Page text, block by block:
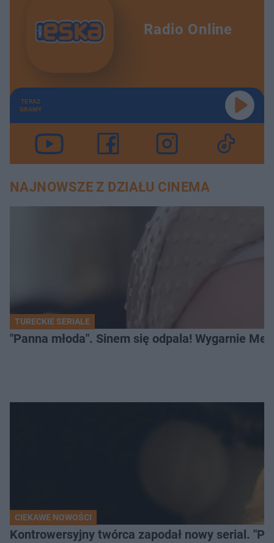
Radio Online
TERAZ
GRAMY
NAJNOWSZE Z DZIAŁU CINEMA
TURECKIE SERIALE
"Panna młoda". Sinem się odpala! Wygarnie
CIEKAWE NOWOŚCI
Kontrowersyjny twórca zapodał nowy serial.